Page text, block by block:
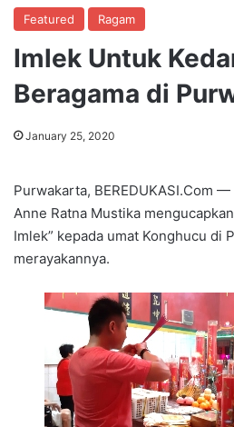
Featured Ragam
Imlek Untuk
Beragama di
January 25, 2020
Purwakarta, BEREDUKASI.Com
Anne Ratna Mustika
Imlek” kepada umat Konghucu di
merayakannya.